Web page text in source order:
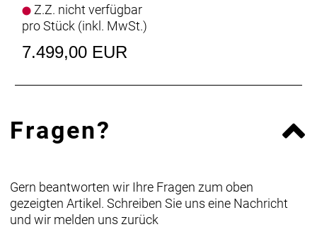
Z.Z. nicht verfügbar
pro Stück (inkl. MwSt.)
7.499,00 EUR
Fragen?
Gern beantworten wir Ihre Fragen zum oben
gezeigten Artikel. Schreiben Sie uns eine Nachricht
und wir melden uns zurück